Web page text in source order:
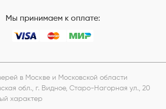
Мы принимаем к оплате:
в Москве и Московской области
обл., г. Видное, Старо-Нагорная ул., 20
характер